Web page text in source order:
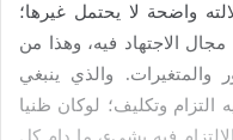
واضحة لا يحتمل غيرها؛
مجال الاجتهاد فيه، وهذا من
والمتغيرات. والذي ينبغي
التزام وتكليف؛ لوكان ظنيا
فيه بشيء، ما دام كل